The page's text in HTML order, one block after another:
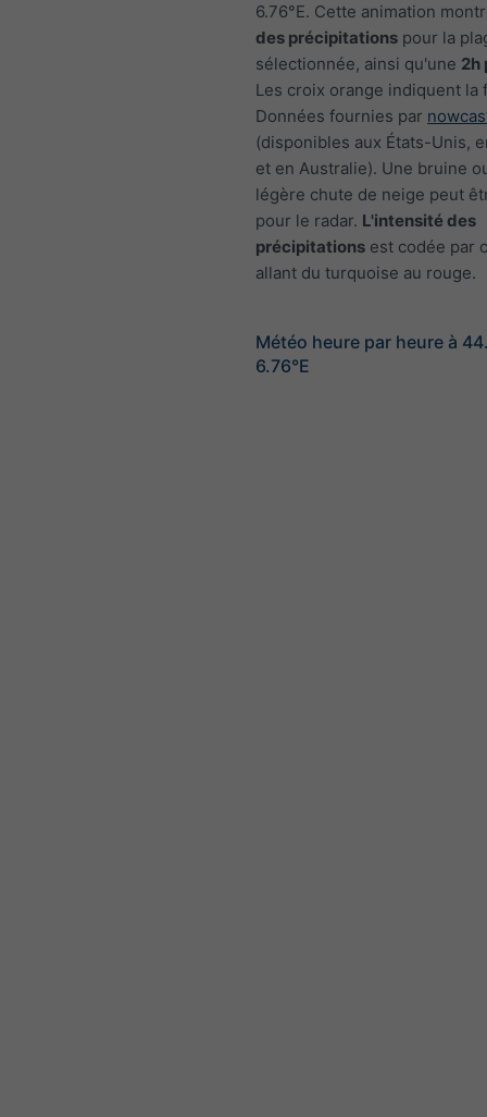
6.76°E. Cette animation
des précipitations pour la
sélectionnée, ainsi qu'une 2h
Les croix orange indiquent la
Données fournies par
(disponibles aux États-Unis,
et en Australie). Une bruine
légère chute de neige peut
pour le radar. L'intensité des
précipitations est codée par
allant du turquoise au rouge.
Météo heure par heure à
6.76°E